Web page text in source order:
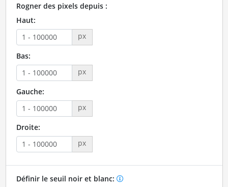
Rogner des pixels depuis :
Haut:
px
Bas:
px
Gauche:
px
Droite:
px
Définir le seuil noir et blanc: